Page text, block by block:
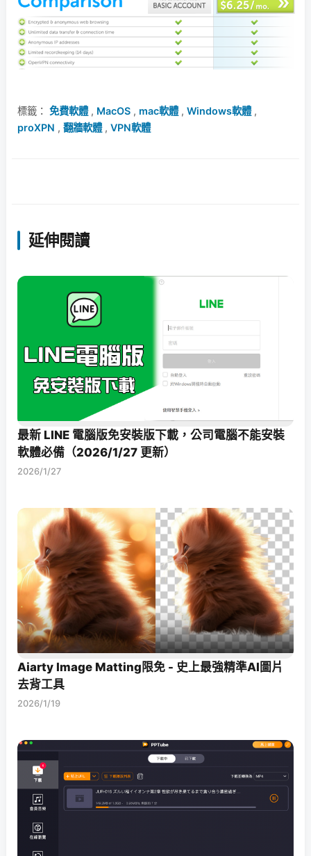
標籤： 免費軟體, MacOS , mac軟體, Windows軟體,
proXPN , 翻牆軟體, VPN軟體
延伸閱讀
最新 LINE 電腦版免安裝版下載，公司電腦不能安裝
軟體必備（2026/1/27 更新）
2026/1/27
Aiarty Image Matting限免 - 史上最強精準AI圖片
去背工具
2026/1/19